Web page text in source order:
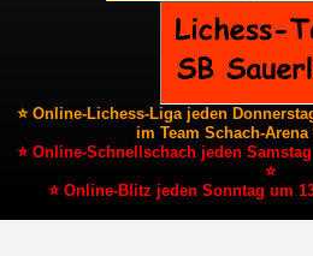
⭐ Online-Lichess-Liga jeden
im Team Schach-Arena
⭐ Online-Schnellschach jeden
⭐
⭐ Online-Blitz jeden Sonntag um